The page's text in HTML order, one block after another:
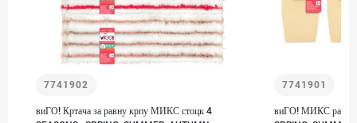
7741902
виГО! Кртача за равну крпу МИКС стоцк 4
7741901
виГО! МИКС рам за